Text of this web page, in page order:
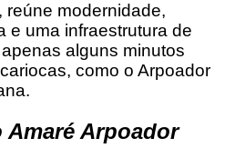
, reúne modernidade,
e uma infraestrutura de
alguns minutos
como o Arpoador
Arpoador